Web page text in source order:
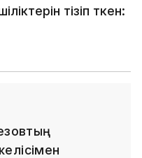
тізіп өткен: